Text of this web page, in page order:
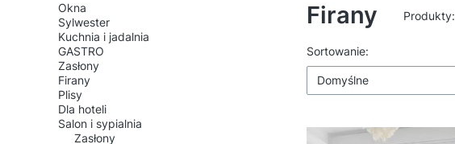
Okna
Sylwester
Kuchnia i jadalnia
GASTRO
Zasłony
Firany
Plisy
Dla hoteli
Salon i sypialnia
Zasłony
Firany Produkty:
Lista produktów
Sortowanie:
Domyślne